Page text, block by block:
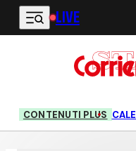
Vai al contenuto principale
LIVE
CONTENUTI PLUS